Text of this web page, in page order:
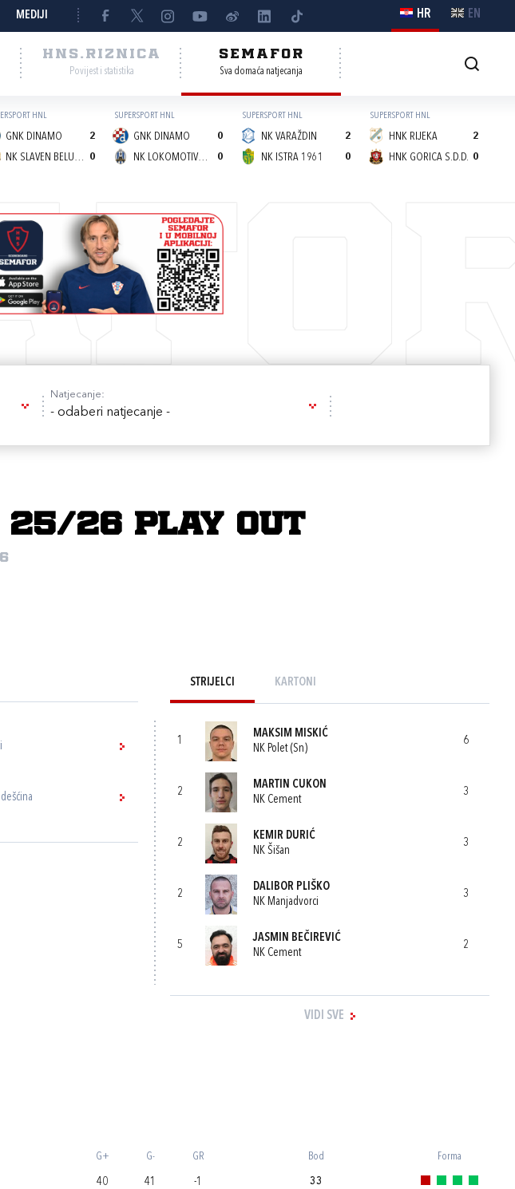
MEDIJI HR EN
HNS.RIZNICA
Povijest i statistika
SEMAFOR
Sva domaća natjecanja
HNL
GNK DINAMO
2
0
NK SLAVEN BELUPO
SUPERSPORT HNL
GNK DINAMO
0
0
NK LOKOMOTIVA (Z)
SUPERSPORT HNL
NK VARAŽDIN
2
0
NK ISTRA 1961
SUPERSPORT HNL
HNK RIJEKA
2
0
HNK GORICA S.D.D.
Natjecanje:
- odaberi natjecanje -
25/26 PLAY OUT
STRIJELCI KARTONI
1
MAKSIM MISKIĆ
NK Polet (Sn)
6
2
MARTIN CUKON
NK Cement
3
2
KEMIR DURIĆ
NK Šišan
3
2
DALIBOR PLIŠKO
NK Manjadvorci
3
5
JASMIN BEČIREVIĆ
NK Cement
2
VIDI SVE
G+ G- GR Bod Forma
40 41 -1 33